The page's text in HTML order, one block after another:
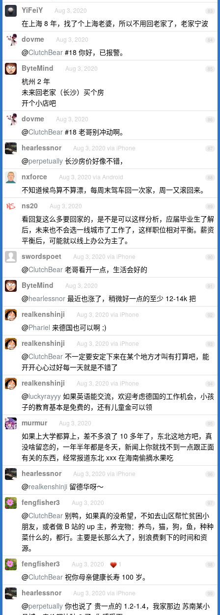
83
YiFeiY Aug 3, 2020
在上海 8 年，找了个上海老婆，所以不用回老家了，老家宁波
84
dovme Aug 3, 2020
@ClutchBear #18 你好，已报警。
85
ByteMind Aug 3, 2020
杭州 2 年
未来回老家（长沙）买个房
开个小店吧
86
dovme Aug 3, 2020
@ClutchBear #18 老哥别冲动啊。
87
hearlessnor Aug 3, 2020 via iPhone
@perpetually 长沙房价好像不错，
88
nxforce Aug 3, 2020 via Android
不知道候鸟算不算漂，每周末驾车回一次家，周一又滚回来。
89
ns20 Aug 3, 2020
看回复这么多要回家的，是不是可以这样分析，应届毕业生了解
后，未来也不会选一线城市了工作了，这样职位相对平衡。薪资
平衡后，可能就以线上办公为主了。
90
swordspoet Aug 3, 2020 via iPhone
@ClutchBear 老哥看开一点，生活会好的
91
ByteMind Aug 3, 2020
@hearlessnor 最近也涨了，稍微好一点的至少 12-14k 把
92
realkenshinji Aug 3, 2020 via iPhone
@Phariel 来德国也可以啊 ;)
93
realkenshinji Aug 3, 2020 via iPhone
@ClutchBear 不一定要安定下来在某个地方才叫有打算吧，能
开开心心过好每一天就是不错了
94
realkenshinji Aug 3, 2020 via iPhone
@luckyrayyy 如果英语能交流，欢迎考虑德国的工作机会，小孩
子的教育基本是免费的，还有儿童金可以领
95
murmur Aug 3, 2020
如果上大学都算上，差不多浪了 10 多年了，东北这地方吧，真
没啥留恋的，一年半年都是冬天，新闻上你就找不到一点跟正面
有关的东西，经常报道东北 xxx 在海南偷摘水果吃
96
hearlessnor Aug 3, 2020 via iPhone
@realkenshinji 留德华呀～
97
fengfisher3 Aug 3, 2020
@ClutchBear 别鸭，如果真的没希望，不如去山区帮忙贫困小
朋友，或者做 B 站的 up 主，养宠物：养鸟，猫，狗，鱼，种种
菜什么的，都行。主要是长那么大了，别浪费剩下的时间和资
源。
98
fengfisher3 Aug 3, 2020 1
@ClutchBear 祝你母亲健康长寿 100 岁。
99
hearlessnor Aug 3, 2020 via iPhone
@perpetually 你也说了 贵一点的 1.2-1.4，我家那边 苏南某小